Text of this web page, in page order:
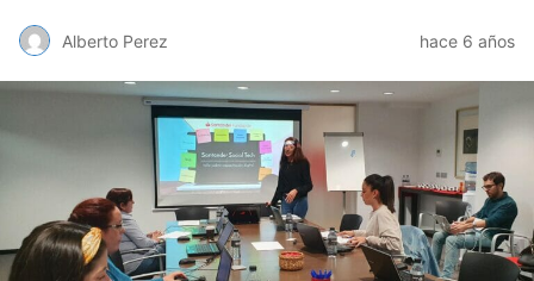
Alberto Perez hace 6 años